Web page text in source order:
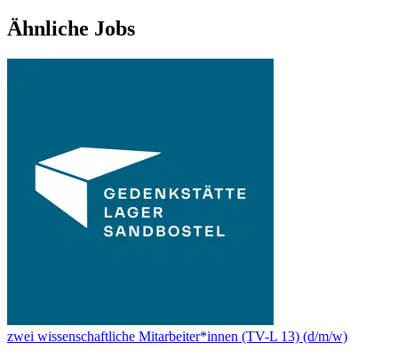
Ähnliche Jobs
zwei wissenschaftliche Mitarbeiter*innen (TV-L 13) (d/m/w)